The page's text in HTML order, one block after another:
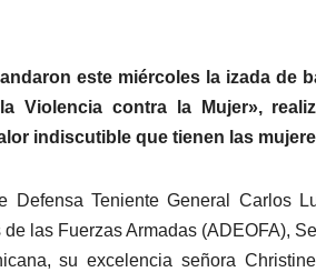
este miércoles la izada de
Violencia contra la Mujer»,
indiscutible que tienen las
Defensa Teniente General Carlos
las Fuerzas Armadas (ADEOFA),
su excelencia señora